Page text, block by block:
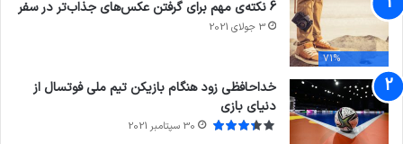
71%
6 نکته‌ی مهم برای گرفتن عکس‌های جذاب‌تر در سفر
3 جولای 2021
خداحافظی زود هنگام بازیکن تیم ملی فوتسال از
دنیای بازی
30 سپتامبر 2021